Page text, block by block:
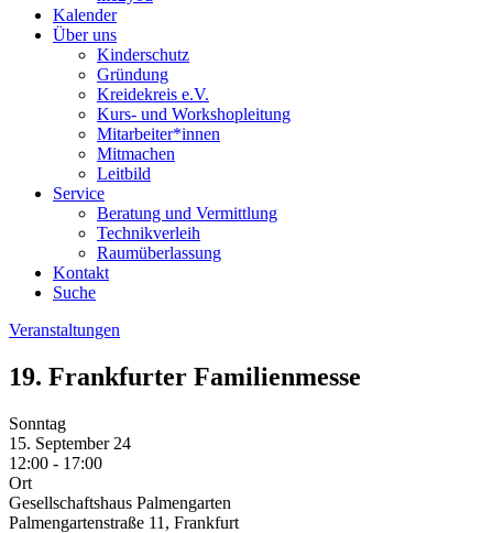
Kalender
Über uns
Kinderschutz
Gründung
Kreidekreis e.V.
Kurs- und Workshopleitung
Mitarbeiter*innen
Mitmachen
Leitbild
Service
Beratung und Vermittlung
Technikverleih
Raumüberlassung
Kontakt
Suche
Veranstaltungen
19. Frankfurter Familienmesse
Sonntag
15. September 24
12:00 - 17:00
Ort
Gesellschaftshaus Palmengarten
Palmengartenstraße 11, Frankfurt